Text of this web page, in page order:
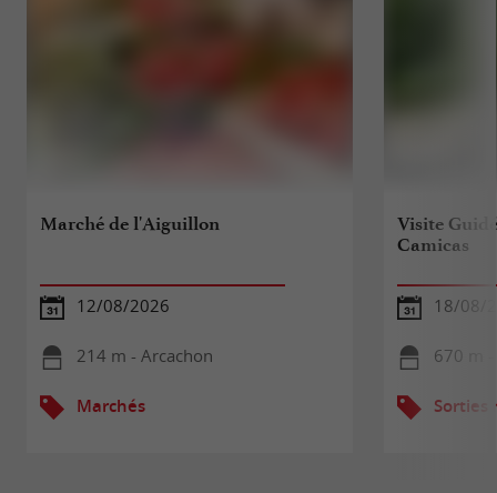
Marché de l'Aiguillon
12/08/2026
214 m - Arcachon
Marchés
Visite
Camicas
18/08/
670 m
Sorties